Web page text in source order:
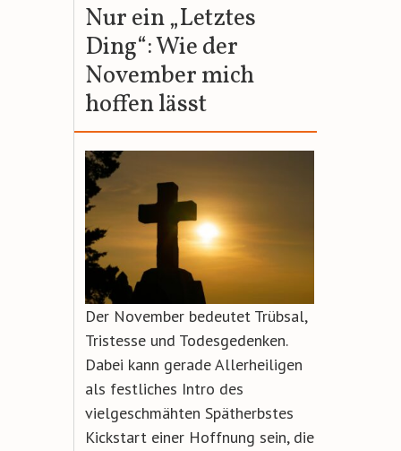
Nur ein „Letztes
Ding“: Wie der
November mich
hoffen lässt
Der November bedeutet Trübsal,
Tristesse und Todesgedenken.
Dabei kann gerade Allerheiligen
als festliches Intro des
vielgeschmähten Spätherbstes
Kickstart einer Hoffnung sein, die